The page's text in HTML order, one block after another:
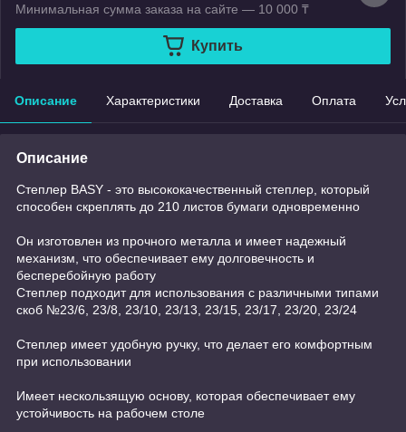
Минимальная сумма заказа на сайте — 10 000 ₸
Купить
Описание Характеристики Доставка Оплата
Описание
Степлер BASY - это высококачественный степлер, который
способен скреплять до 210 листов бумаги одновременно
Он изготовлен из прочного металла и имеет надежный
механизм, что обеспечивает ему долговечность и
бесперебойную работу
Степлер подходит для использования с различными типами
скоб №23/6, 23/8, 23/10, 23/13, 23/15, 23/17, 23/20, 23/24
Степлер имеет удобную ручку, что делает его комфортным
при использовании
Имеет нескользящую основу, которая обеспечивает ему
устойчивость на рабочем столе